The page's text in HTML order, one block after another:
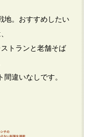
地。おすすめしたい
トランと老舗そば
違いなしです。